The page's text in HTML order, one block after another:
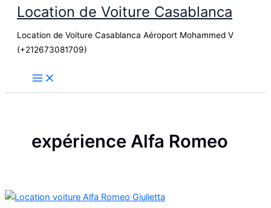
contenu
Location de Voiture Casablanca
Location de Voiture Casablanca Aéroport Mohammed V
(+212673081709)
expérience Alfa Romeo